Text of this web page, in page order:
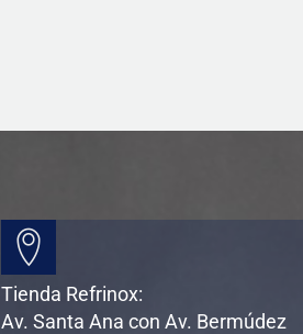
Tienda Refrinox:
Av. Santa Ana con Av. Bermúdez